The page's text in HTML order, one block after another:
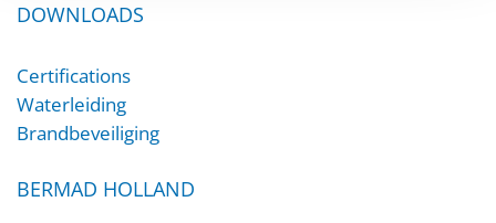
DOWNLOADS
Certifications
Waterleiding
Brandbeveiliging
BERMAD HOLLAND